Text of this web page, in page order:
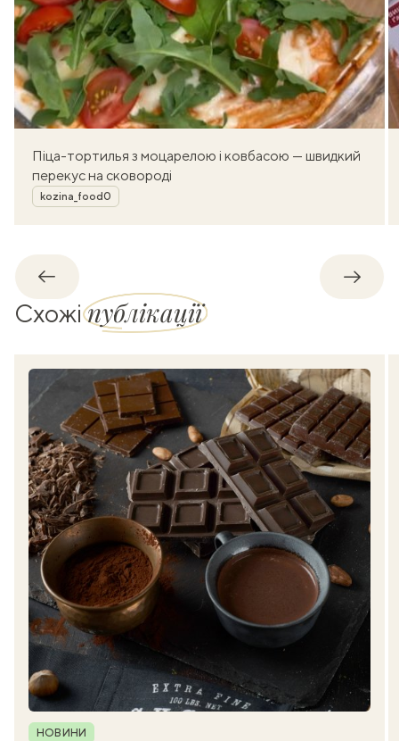
Піца-тортилья з моцарелою і ковбасою — швидкий
перекус на сковороді
Автор
kozina_food0
Назад
Схожіпублікації
Рубрика
НОВИНИ